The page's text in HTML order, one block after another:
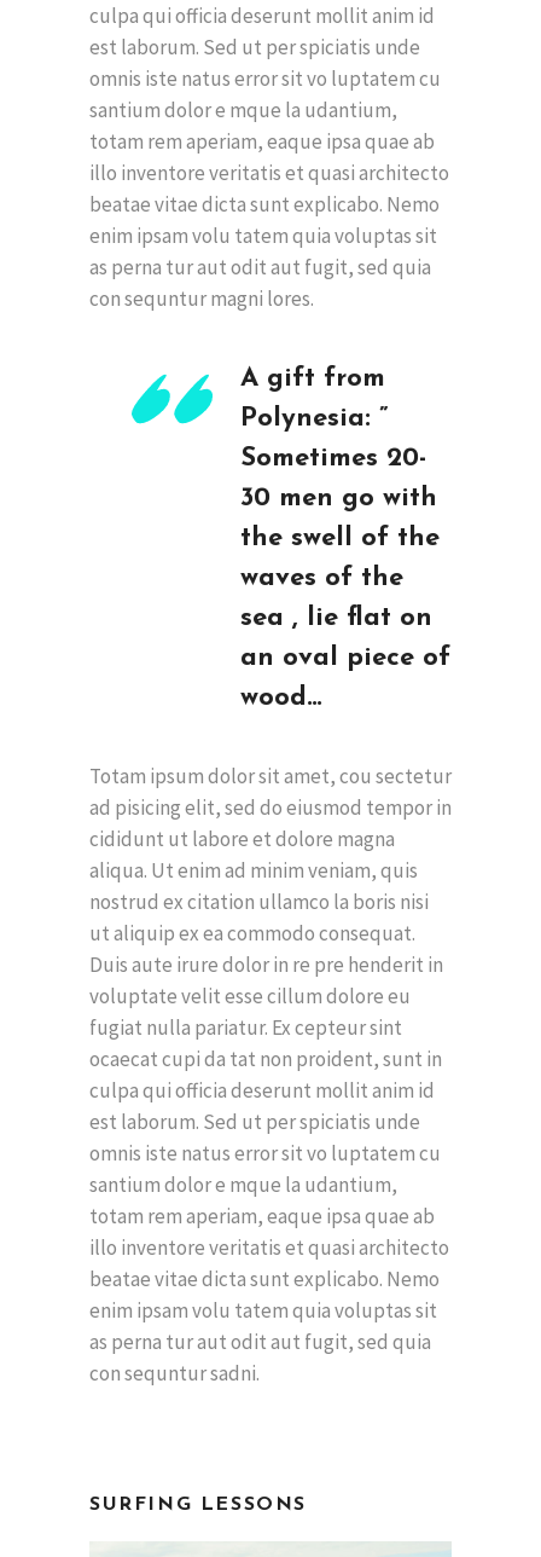
culpa qui officia deserunt mollit anim id
est laborum. Sed ut per spiciatis unde
omnis iste natus error sit vo luptatem cu
santium dolor e mque la udantium,
totam rem aperiam, eaque ipsa quae ab
illo inventore veritatis et quasi architecto
beatae vitae dicta sunt explicabo. Nemo
enim ipsam volu tatem quia voluptas sit
as perna tur aut odit aut fugit, sed quia
con sequntur magni lores.
A gift from
Polynesia: ”
Sometimes 20-
30 men go with
the swell of the
waves of the
sea , lie flat on
an oval piece of
wood…
Totam ipsum dolor sit amet, cou sectetur
ad pisicing elit, sed do eiusmod tempor in
cididunt ut labore et dolore magna
aliqua. Ut enim ad minim veniam, quis
nostrud ex citation ullamco la boris nisi
ut aliquip ex ea commodo consequat.
Duis aute irure dolor in re pre henderit in
voluptate velit esse cillum dolore eu
fugiat nulla pariatur. Ex cepteur sint
ocaecat cupi da tat non proident, sunt in
culpa qui officia deserunt mollit anim id
est laborum. Sed ut per spiciatis unde
omnis iste natus error sit vo luptatem cu
santium dolor e mque la udantium,
totam rem aperiam, eaque ipsa quae ab
illo inventore veritatis et quasi architecto
beatae vitae dicta sunt explicabo. Nemo
enim ipsam volu tatem quia voluptas sit
as perna tur aut odit aut fugit, sed quia
con sequntur sadni.
SURFING LESSONS